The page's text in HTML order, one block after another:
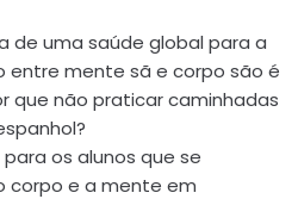
de uma saúde global para a
entre mente sã e corpo são é
que não praticar caminhadas
os alunos que se
corpo e a mente em